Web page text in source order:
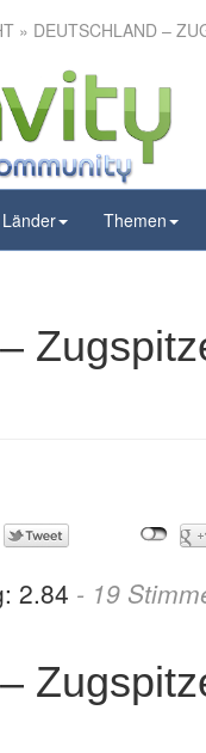
» DEUTSCHLAND –
Länder Themen
–
2.84 - 19